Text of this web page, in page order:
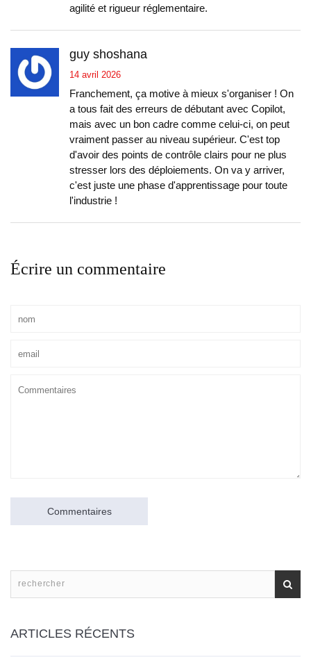
agilité et rigueur réglementaire.
guy shoshana
14 avril 2026
Franchement, ça motive à mieux s'organiser ! On
a tous fait des erreurs de débutant avec Copilot,
mais avec un bon cadre comme celui-ci, on peut
vraiment passer au niveau supérieur. C'est top
d'avoir des points de contrôle clairs pour ne plus
stresser lors des déploiements. On va y arriver,
c'est juste une phase d'apprentissage pour toute
l'industrie !
Écrire un commentaire
Commentaires
ARTICLES RÉCENTS